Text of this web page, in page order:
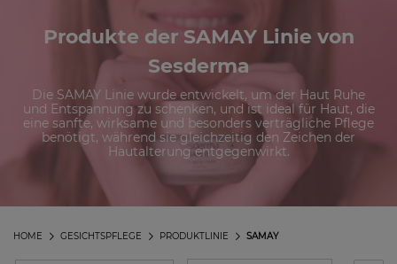
Produkte der SAMAY Linie von
Sesderma
Die SAMAY Linie wurde entwickelt, um der Haut Ruhe
und Entspannung zu schenken, und ist ideal für Haut, die
eine sanfte, wirksame und besonders verträgliche Pflege
benötigt, während sie gleichzeitig den Zeichen der
Hautalterung entgegenwirkt.
SAMAY
PRODUKTLINIE
GESICHTSPFLEGE
HOME